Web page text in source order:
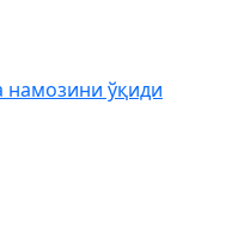
намозини ўқиди